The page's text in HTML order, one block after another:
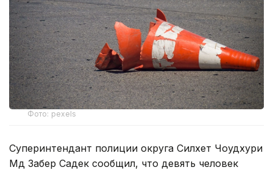
Фото: pexels
Суперинтендант полиции округа Силхет Чоудхури
Мд Забер Садек сообщил, что девять человек